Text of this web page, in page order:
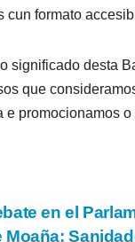
cun formato
significado desta
que
promocionamos o
en el
Moaña: